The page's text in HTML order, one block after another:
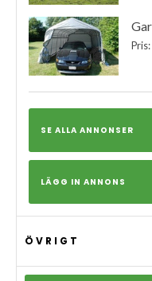
SE ALLA ANNONSER
LÄGG IN ANNONS
ÖVRIGT